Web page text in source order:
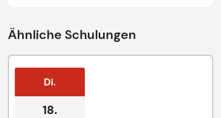
Ähnliche Schulungen
Di.
18.